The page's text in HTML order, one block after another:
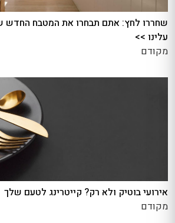
שחררו לחץ: אתם תבחרו את המטבח החדש
עלינו >>
מקודם
אירועי בוטיק ולא רק? קייטרינג לטעם שלך
מקודם